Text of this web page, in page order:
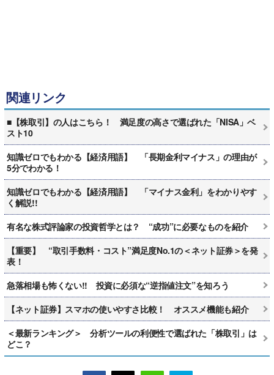
関連リンク
■【株取引】の人はこちら！ 満足度の高さで選ばれた「NISA」ベ
スト10
知識ゼロでもわかる【経済用語】 「長期金利マイナス」の理由が
5分でわかる！
知識ゼロでもわかる【経済用語】 「マイナス金利」をわかりやす
く解説!!
有名な株式評論家の投資哲学とは？ “成功”に必要なものを紹介
【重要】 “取引手数料・コスト”満足度No.1の＜ネット証券＞を発
表！
急落相場も怖くない!! 投資に必須な“逆指値注文”を知ろう
【ネット証券】スマホの使いやすさ比較！ オススメ機能も紹介
＜最新ランキング＞ 分析ツールの利便性で選ばれた「株取引」は
どこ？